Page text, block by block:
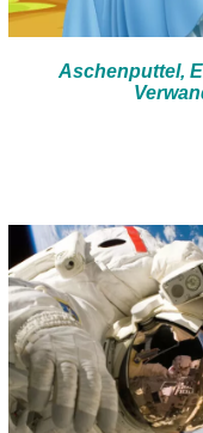
Aschenputtel,